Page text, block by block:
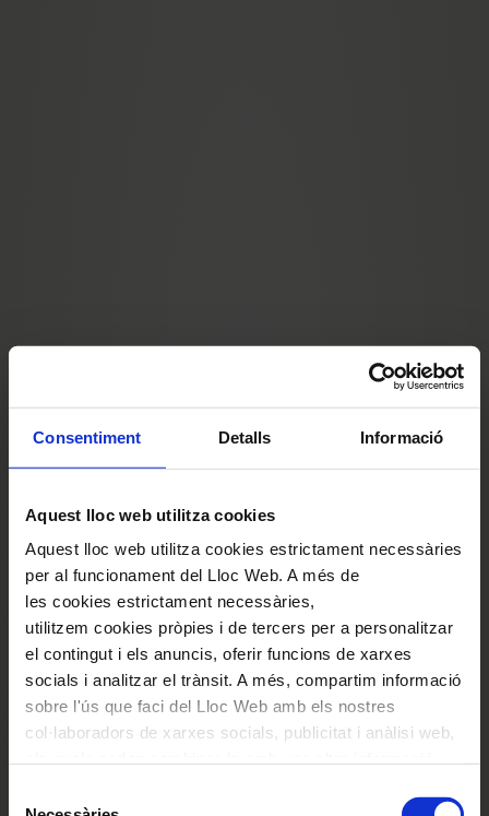
Consentiment Detalls Informació
Aquest lloc web utilitza cookies
Aquest lloc web utilitza cookies estrictament necessàries
per al funcionament del Lloc Web. A més de
les cookies estrictament necessàries,
utilitzem cookies pròpies i de tercers per a personalitzar
el contingut i els anuncis, oferir funcions de xarxes
socials i analitzar el trànsit. A més, compartim informació
sobre l'ús que faci del Lloc Web amb els nostres
col·laboradors de xarxes socials, publicitat i anàlisi web,
de l'ús que hagi fet dels seus serveis. En el quadre